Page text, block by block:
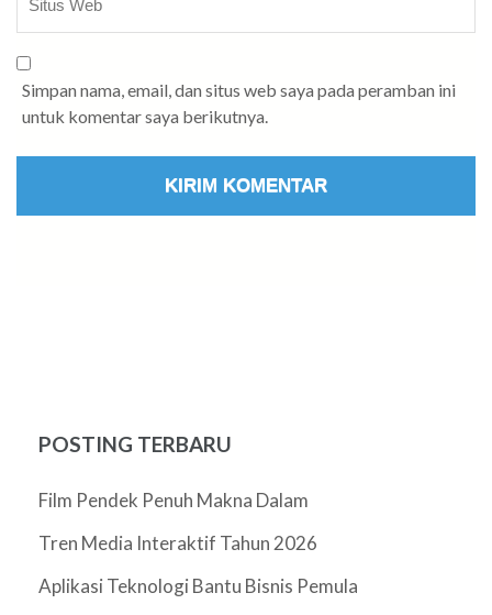
Simpan nama, email, dan situs web saya pada peramban ini
untuk komentar saya berikutnya.
POSTING TERBARU
Film Pendek Penuh Makna Dalam
Tren Media Interaktif Tahun 2026
Aplikasi Teknologi Bantu Bisnis Pemula